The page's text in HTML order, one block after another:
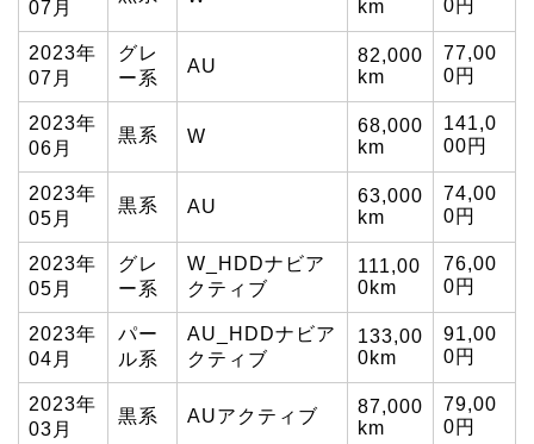
07月 km 0円
2023年
07月
グレ
ー系
AU
82,000
km
77,00
0円
2023年
06月
黒系 W
68,000
km
141,0
00円
2023年
05月
黒系 AU
63,000
km
74,00
0円
2023年
05月
グレ
ー系
W_HDDナビア
クティブ
111,00
0km
76,00
0円
2023年
04月
パー
ル系
AU_HDDナビア
クティブ
133,00
0km
91,00
0円
2023年
03月
黒系 AUアクティブ
87,000
km
79,00
0円